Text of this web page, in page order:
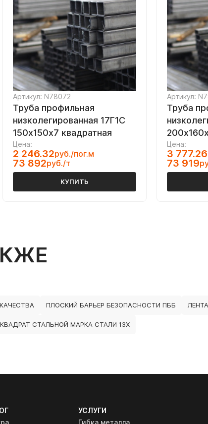
Артикул: N78072
Труба профильная
низколегированная 17Г1С
150х150х7 квадратная
Цена:
2 246.32руб./пог.м
73 892руб./т
КУПИТЬ
Артикул:
Труба
Цена:
3 777.26
73 919
ПЛОСКИЙ БАРЬЕР БЕЗОПАСНОСТИ ПББ
КВАДРАТ СТАЛЬНОЙ МАРКА СТАЛИ 13Х
УСЛУГИ
Гибка металла